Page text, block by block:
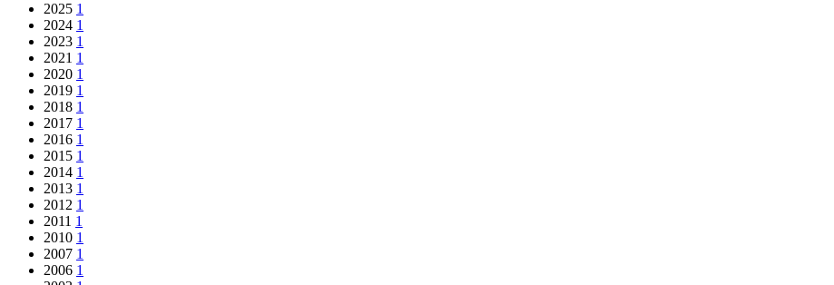
2025 1
2024 1
2023 1
2021 1
2020 1
2019 1
2018 1
2017 1
2016 1
2015 1
2014 1
2013 1
2012 1
2011 1
2010 1
2007 1
2006 1